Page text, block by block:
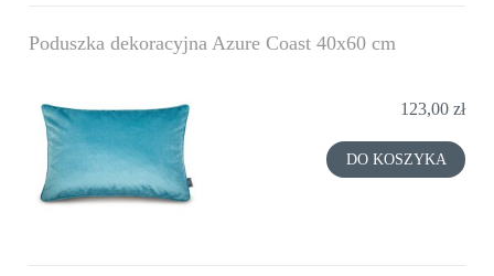
Poduszka dekoracyjna Azure Coast 40x60 cm
123,00 zł
DO KOSZYKA